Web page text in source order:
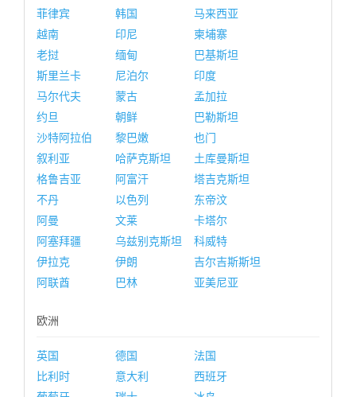
菲律宾
韩国
马来西亚
越南
印尼
柬埔寨
老挝
缅甸
巴基斯坦
斯里兰卡
尼泊尔
印度
马尔代夫
蒙古
孟加拉
约旦
朝鲜
巴勒斯坦
沙特阿拉伯
黎巴嫩
也门
叙利亚
哈萨克斯坦
土库曼斯坦
格鲁吉亚
阿富汗
塔吉克斯坦
不丹
以色列
东帝汶
阿曼
文莱
卡塔尔
阿塞拜疆
乌兹别克斯坦
科威特
伊拉克
伊朗
吉尔吉斯斯坦
阿联酋
巴林 亚美尼亚
欧洲
英国 德国
法国
比利时
意大利
西班牙